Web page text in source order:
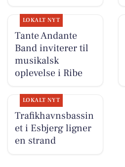
LOKALT NYT
Tante Andante
Band inviterer til
musikalsk
oplevelse i Ribe
LOKALT NYT
Trafikhavnsbassin
et i Esbjerg ligner
en strand